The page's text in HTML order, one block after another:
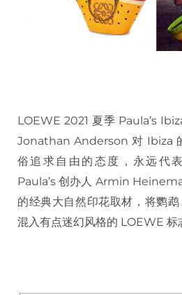
LOEWE 2021 夏季 Paula’s
Jonathan Anderson 对 Ibiza
俗追求自由的态度，永远代
Paula’s 创办人 Armin
的经典大自然印花取材，将鹦
混入有点迷幻风格的 LOEWE 标